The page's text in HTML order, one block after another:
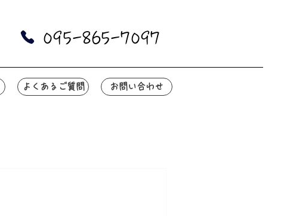
095-865-7097
よくあるご質問 お問い合わせ